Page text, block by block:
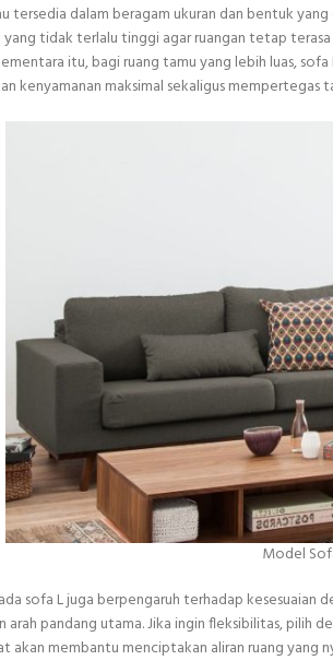
tersedia dalam beragam ukuran dan bentuk
yang tidak terlalu tinggi agar ruangan tetap
itu, bagi ruang tamu yang lebih luas,
kenyamanan maksimal sekaligus mempertegas
Model
sofa L juga berpengaruh terhadap
arah pandang utama. Jika ingin fleksibilitas, pilih
akan membantu menciptakan aliran ruang